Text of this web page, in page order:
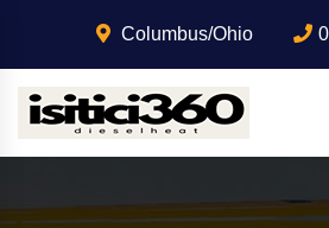
Columbus/Ohio